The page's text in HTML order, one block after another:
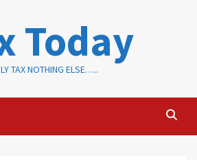
Today
TAX NOTHING ELSE…..